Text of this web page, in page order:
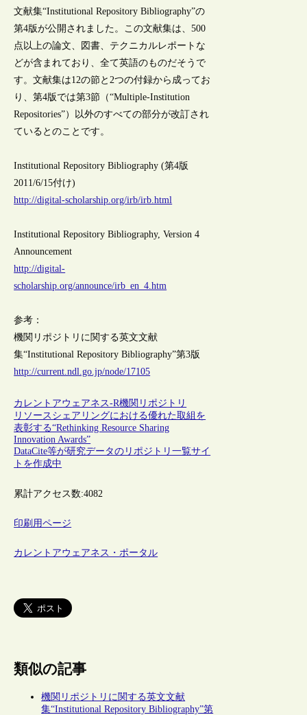
文献集“Institutional Repository Bibliography”の
第4版が公開されました。この文献集は、500
点以上の論文、図書、テクニカルレポートな
どが含まれており、全て英語のものだそうで
す。文献集は12の節と2つの付録から成ってお
り、第4版では第3節（“Multiple-Institution
Repositories”）以外のすべての部分が改訂され
ているとのことです。
Institutional Repository Bibliography (第4版
2011/6/15付け)
http://digital-scholarship.org/irb/irb.html
Institutional Repository Bibliography, Version 4
Announcement
http://digital-
scholarship.org/announce/irb_en_4.htm
参考：
機関リポジトリに関する英文文献
集“Institutional Repository Bibliography”第3版
http://current.ndl.go.jp/node/17105
カレントアウェアネス-R機関リポジトリ
リソースシェアリングにおける優れた取組を
表彰する“Rethinking Resource Sharing
Innovation Awards”
DataCite等が研究データのリポジトリ一覧サイ
トを作成中
累計アクセス数:4082
印刷用ページ
カレントアウェアネス・ポータル
類似の記事
機関リポジトリに関する英文文献
集“Institutional Repository Bibliography”第